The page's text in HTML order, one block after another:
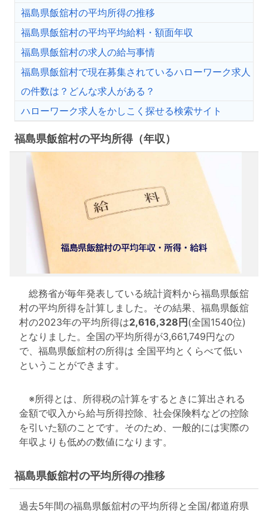
福島県飯舘村の平均所得の推移
福島県飯舘村の平均平均給料・額面年収
福島県飯舘村の求人の給与事情
福島県飯舘村で現在募集されているハローワーク求人
の件数は？どんな求人がある？
ハローワーク求人をかしこく探せる検索サイト
福島県飯舘村の平均所得（年収）
総務省が毎年発表している統計資料から福島県飯舘
村の平均所得を計算しました。その結果、福島県飯舘
村の2023年の平均所得は2,616,328円(全国1540位)
となりました。全国の平均所得が3,661,749円なの
で、福島県飯舘村の所得は 全国平均とくらべて低い
ということができます。
※所得とは、所得税の計算をするときに算出される
金額で収入から給与所得控除、社会保険料などの控除
を引いた額のことです。そのため、一般的には実際の
年収よりも低めの数値になります。
福島県飯舘村の平均所得の推移
過去5年間の福島県飯舘村の平均所得と全国/都道府県